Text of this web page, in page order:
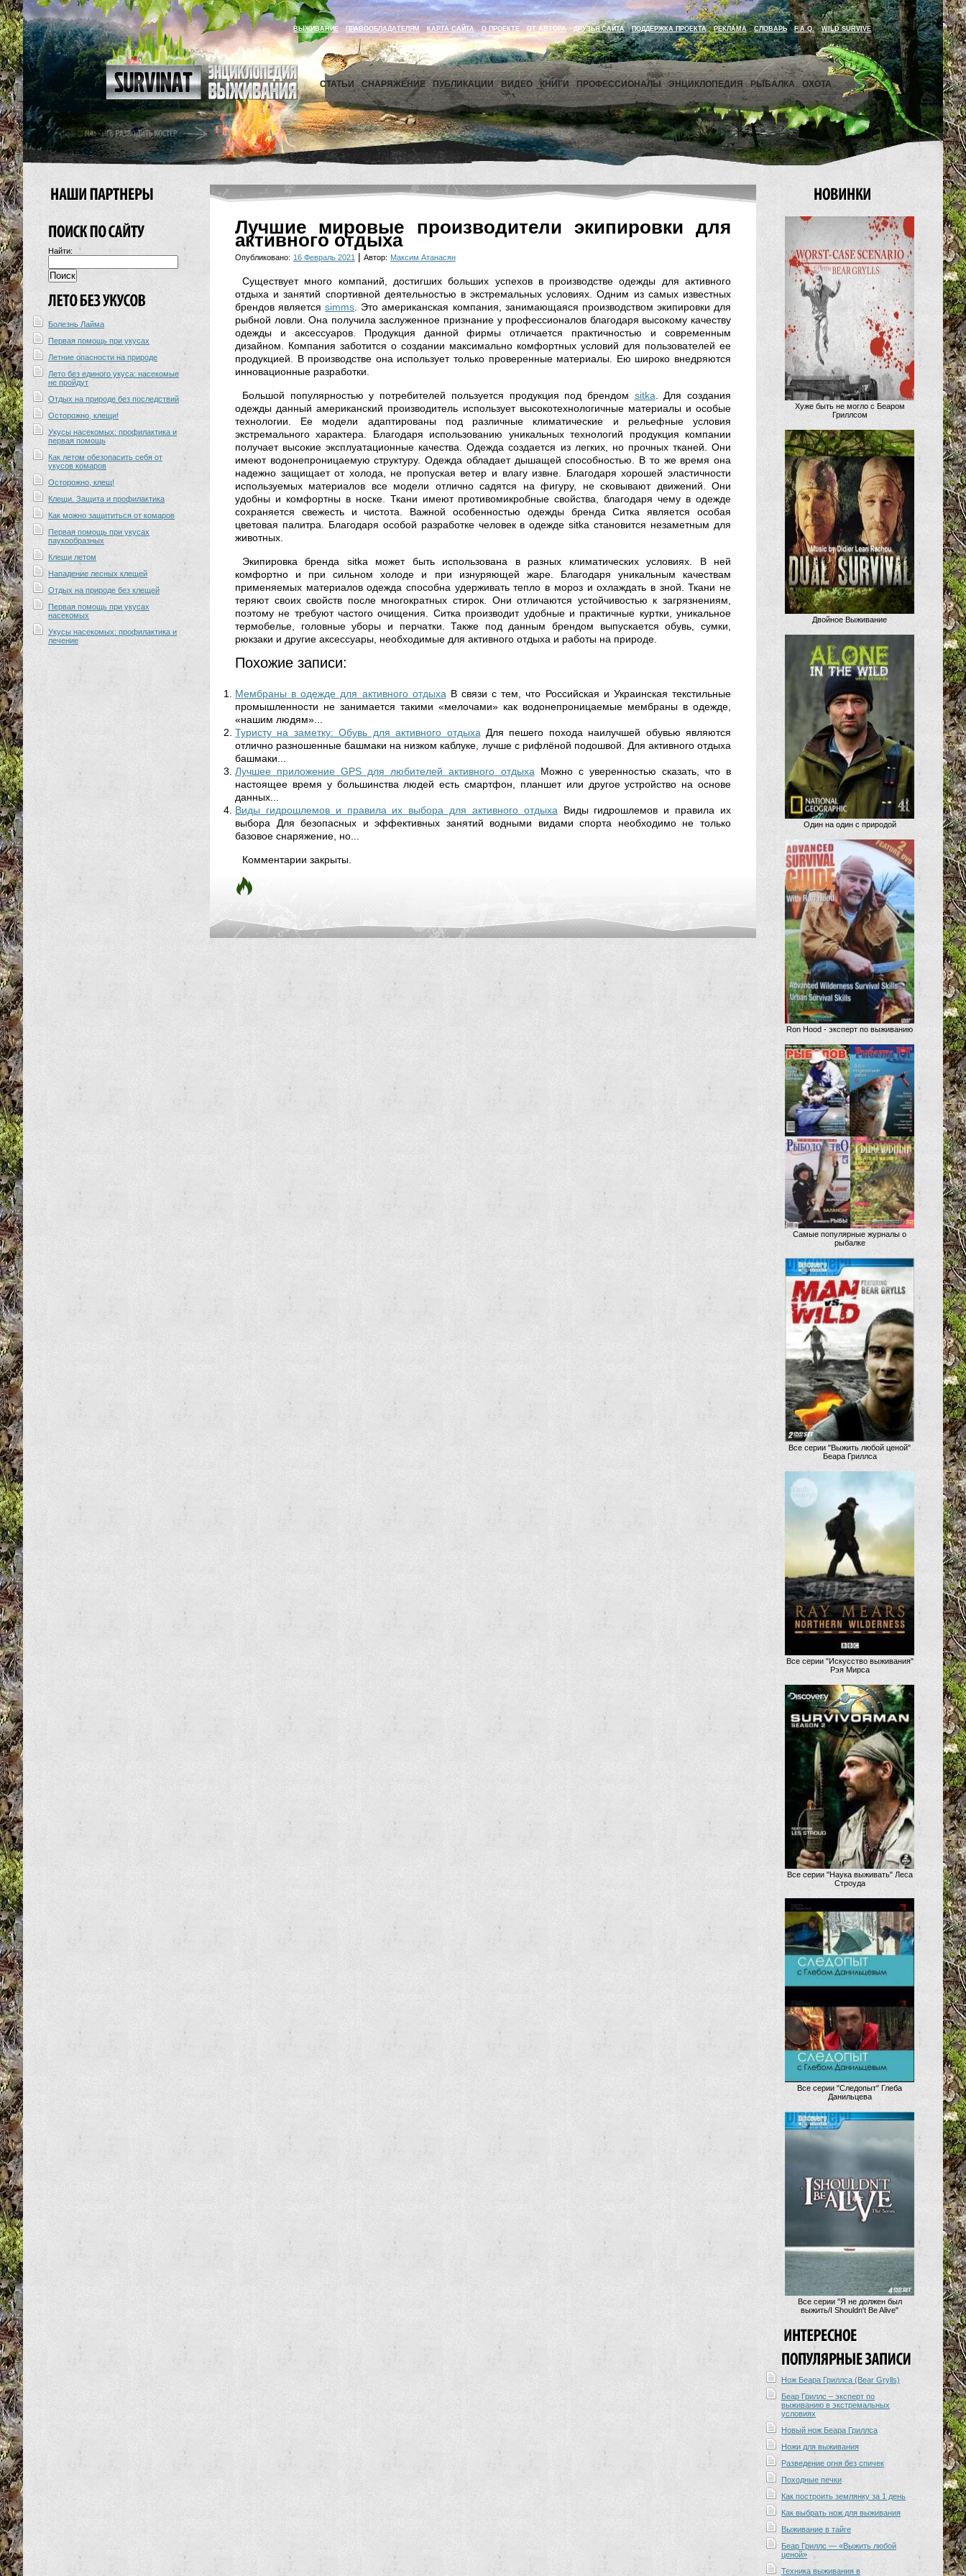
ВЫЖИВАНИЕ ПРАВООБЛАДАТЕЛЯМ КАРТА САЙТА О ПРОЕКТЕ ОТ АВТОРА ДРУЗЬЯ САЙТА ПОДДЕРЖКА ПРОЕКТА РЕКЛАМА СЛОВАРЬ F.A.Q. WILD SURVIVE
СТАТЬИ СНАРЯЖЕНИЕ ПУБЛИКАЦИИ ВИДЕО КНИГИ ПРОФЕССИОНАЛЫ ЭНЦИКЛОПЕДИЯ РЫБАЛКА ОХОТА
Найти:
Болезнь Лайма
Первая помощь при укусах
Летние опасности на природе
Лето без единого укуса: насекомые
не пройдут
Отдых на природе без последствий
Осторожно, клещи!
Укусы насекомых: профилактика и
первая помощь
Как летом обезопасить себя от
укусов комаров
Осторожно, клещ!
Клещи. Защита и профилактика
Как можно защититься от комаров
Первая помощь при укусах
паукообразных
Клещи летом
Нападение лесных клещей
Отдых на природе без клещей
Первая помощь при укусах
насекомых
Укусы насекомых: профилактика и
лечение
Лучшие мировые производители экипировки для
активного отдыха
Опубликовано: 16 Февраль 2021 | Автор: Максим Атанасян
Существует много компаний, достигших больших успехов в производстве одежды для активного
отдыха и занятий спортивной деятельностью в экстремальных условиях. Одним из самых известных
брендов являетсяsimms . Это американская компания, занимающаяся производством экипировки для
рыбной ловли. Она получила заслуженное признание у профессионалов благодаря высокому качеству
одежды и аксессуаров. Продукция данной фирмы отличается практичностью и современным
дизайном. Компания заботится о создании максимально комфортных условий для пользователей ее
продукцией. В производстве она использует только проверенные материалы. Ею широко внедряются
инновационные разработки.
Большой популярностью у потребителей пользуется продукция под брендом sitka . Для создания
одежды данный американский производитель использует высокотехнологичные материалы и особые
технологии. Ее модели адаптированы под различные климатические и рельефные условия
экстремального характера. Благодаря использованию уникальных технологий продукция компании
получает высокие эксплуатационные качества. Одежда создается из легких, но прочных тканей. Они
имеют водонепроницаемую структуру. Одежда обладает дышащей способностью. В то же время она
надежно защищает от холода, не пропуская ветер и влагу извне. Благодаря хорошей эластичности
используемых материалов все модели отлично садятся на фигуру, не сковывают движений. Они
удобны и комфортны в носке. Ткани имеют противомикробные свойства, благодаря чему в одежде
сохраняется свежесть и чистота. Важной особенностью одежды бренда Ситка является особая
цветовая палитра. Благодаря особой разработке человек в одежде sitka становится незаметным для
животных.
Экипировка бренда sitka может быть использована в разных климатических условиях. В ней
комфортно и при сильном холоде и при изнуряющей жаре. Благодаря уникальным качествам
применяемых материалов одежда способна удерживать тепло в мороз и охлаждать в зной. Ткани не
теряют своих свойств после многократных стирок. Они отличаются устойчивостью к загрязнениям,
поэтому не требуют частого очищения. Ситка производит удобные и практичные куртки, уникальное
термобелье, головные уборы и перчатки. Также под данным брендом выпускается обувь, сумки,
рюкзаки и другие аксессуары, необходимые для активного отдыха и работы на природе.
Похожие записи:
Мембраны в одежде для активного отдыха В связи с тем, что Российская и Украинская текстильные
промышленности не занимается такими «мелочами» как водонепроницаемые мембраны в одежде,
«нашим людям»...
Туристу на заметку: Обувь для активного отдыха Для пешего похода наилучшей обувью являются
отлично разношенные башмаки на низком каблуке, лучше с рифлёной подошвой. Для активного отдыха
башмаки...
Лучшее приложение GPS для любителей активного отдыха
Можно с уверенностью сказать, что в
настоящее время у большинства людей есть смартфон, планшет или другое устройство на основе
данных...
Виды гидрошлемов и правила их выбора для активного отдыха
Виды гидрошлемов и правила их
выбора Для безопасных и эффективных занятий водными видами спорта необходимо не только
базовое снаряжение, но...
Комментарии закрыты.
Хуже быть не могло с Беаром
Гриллсом
Двойное Выживание
Один на один с природой
Ron Hood - эксперт по выживанию
Самые популярные журналы о
рыбалке
Все серии "Выжить любой ценой"
Беара Гриллса
Все серии "Искусство выживания"
Рэя Мирса
Все серии "Наука выживать" Леса
Строуда
Все серии "Следопыт" Глеба
Данильцева
Все серии "Я не должен был
выжить/I Shouldn't Be Alive"
Нож Беара Гриллса (Bear Grylls)
Беар Гриллс – эксперт по
выживанию в экстремальных
условиях
Новый нож Беара Гриллса
Ножи для выживания
Разведение огня без спичек
Походные печки
Как построить землянку за 1 день
Как выбрать нож для выживания
Выживание в тайге
Беар Гриллс — «Выжить любой
ценой»
Техника выживания в